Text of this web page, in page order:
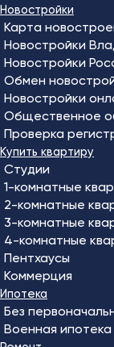
Новостройки
Карта
Новостройки
Новостройки
Обмен
Новостройки
Общественное
Проверка
Купить квартиру
Студии
1-комнатные
2-комнатные
3-комнатные
4-комнатные
Пентхаусы
Коммерция
Ипотека
Без
Военная ипотека